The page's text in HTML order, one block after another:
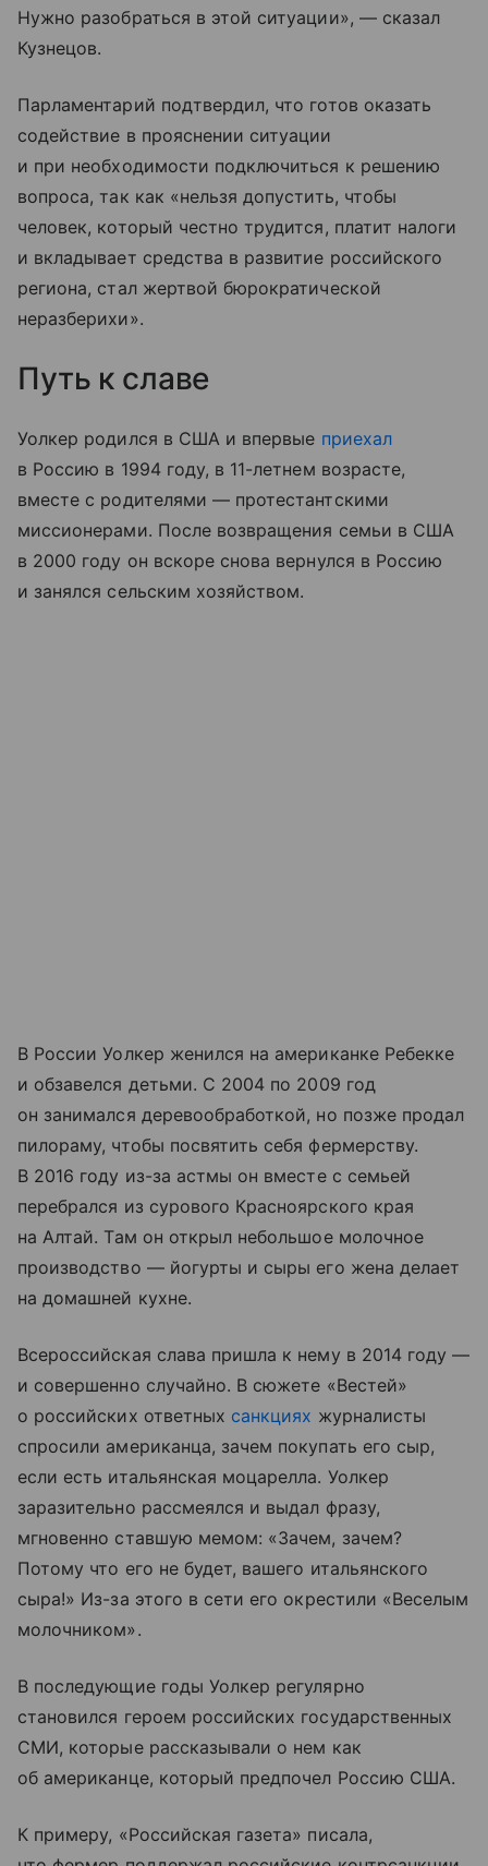
Нужно разобраться в этой ситуации», — сказал
Кузнецов.
Парламентарий подтвердил, что готов оказать
содействие в прояснении ситуации
и при необходимости подключиться к решению
вопроса, так как «нельзя допустить, чтобы
человек, который честно трудится, платит налоги
и вкладывает средства в развитие российского
региона, стал жертвой бюрократической
неразберихи».
Путь к славе
Уолкер родился в США и впервые приехал
в Россию в 1994 году, в 11-летнем возрасте,
вместе с родителями — протестантскими
миссионерами. После возвращения семьи в США
в 2000 году он вскоре снова вернулся в Россию
и занялся сельским хозяйством.
В России Уолкер женился на американке Ребекке
и обзавелся детьми. С 2004 по 2009 год
он занимался деревообработкой, но позже продал
пилораму, чтобы посвятить себя фермерству.
В 2016 году из-за астмы он вместе с семьей
перебрался из сурового Красноярского края
на Алтай. Там он открыл небольшое молочное
производство — йогурты и сыры его жена делает
на домашней кухне.
Всероссийская слава пришла к нему в 2014 году —
и совершенно случайно. В сюжете «Вестей»
о российских ответных санкциях журналисты
спросили американца, зачем покупать его сыр,
если есть итальянская моцарелла. Уолкер
заразительно рассмеялся и выдал фразу,
мгновенно ставшую мемом: «Зачем, зачем?
Потому что его не будет, вашего итальянского
сыра!» Из-за этого в сети его окрестили «Веселым
молочником».
В последующие годы Уолкер регулярно
становился героем российских государственных
СМИ, которые рассказывали о нем как
об американце, который предпочел Россию США.
К примеру, «Российская газета» писала,